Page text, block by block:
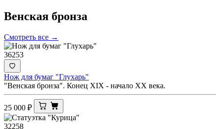
Венская бронза
Смотреть все →
36253
Нож для бумаг "Глухарь"
"Венская бронза". Конец XIX - начало ХХ века.
25 000 ₽
32258